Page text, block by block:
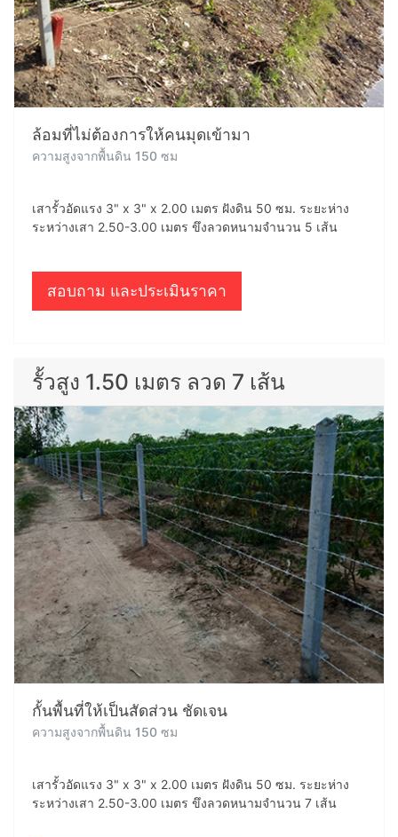
ล้อมที่ไม่ต้องการให้คนมุดเข้ามา
ความสูงจากพื้นดิน 150 ซม
เสารั้วอัดแรง 3" x 3" x 2.00 เมตร ฝังดิน 50 ซม. ระยะห่าง
ระหว่างเสา 2.50-3.00 เมตร ขึงลวดหนามจำนวน 5 เส้น
สอบถาม และประเมินราคา
รั้วสูง 1.50 เมตร ลวด 7 เส้น
กั้นพื้นที่ให้เป็นสัดส่วน ชัดเจน
ความสูงจากพื้นดิน 150 ซม
เสารั้วอัดแรง 3" x 3" x 2.00 เมตร ฝังดิน 50 ซม. ระยะห่าง
ระหว่างเสา 2.50-3.00 เมตร ขึงลวดหนามจำนวน 7 เส้น